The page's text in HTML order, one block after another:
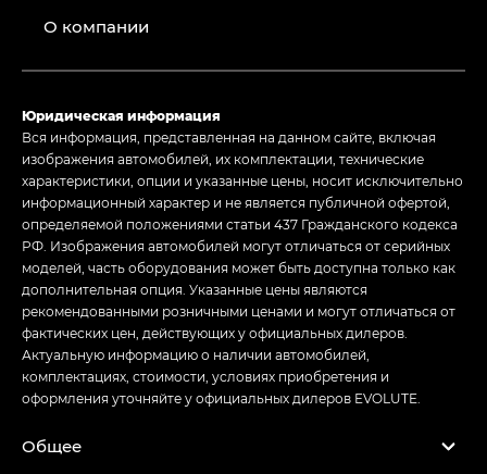
О компании
Юридическая информация
Вся информация, представленная на данном сайте, включая
изображения автомобилей, их комплектации, технические
характеристики, опции и указанные цены, носит исключительно
информационный характер и не является публичной офертой,
определяемой положениями статьи 437 Гражданского кодекса
РФ. Изображения автомобилей могут отличаться от серийных
моделей, часть оборудования может быть доступна только как
дополнительная опция. Указанные цены являются
рекомендованными розничными ценами и могут отличаться от
фактических цен, действующих у официальных дилеров.
Актуальную информацию о наличии автомобилей,
комплектациях, стоимости, условиях приобретения и
оформления уточняйте у официальных дилеров EVOLUTE.
Общее